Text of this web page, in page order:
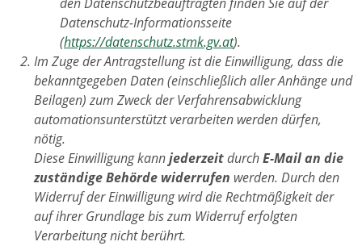
Datenschutz-Informationsseite
(https://datenschutz.stmk.gv.at).
Im Zuge der Antragstellung ist die Einwilligung, dass die
bekanntgegeben Daten (einschließlich aller Anhänge und
Beilagen) zum Zweck der Verfahrensabwicklung
automationsunterstützt verarbeiten werden dürfen,
nötig.
Diese Einwilligung kannjederzeitdurchE-Mail an die
zuständige Behörde widerrufen werden. Durch den
Widerruf der Einwilligung wird die Rechtmäßigkeit der
auf ihrer Grundlage bis zum Widerruf erfolgten
Verarbeitung nicht berührt.